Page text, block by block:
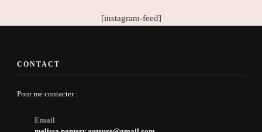
[instagram-feed]
CONTACT
Pour me contacter :
Email